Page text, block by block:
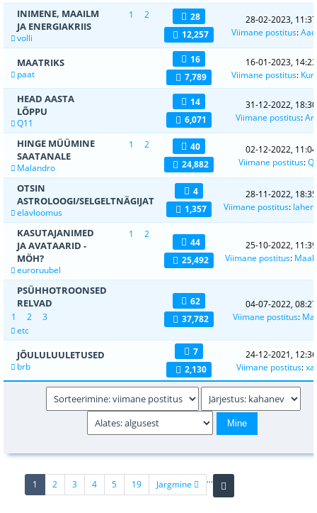
INIMENE, MAAILM
JA ENERGIAKRIIS
1
2
volli
28
12,257
28-02-2023, 11:37
Viimane postitus:
MAATRIKS
paat
16
7,789
16-01-2023, 14:23
Viimane postitus:
HEAD AASTA
LÕPPU
Q11
14
6,071
31-12-2022, 18:30
Viimane postitus:
HINGE MÜÜMINE
SAATANALE
1
2
Malandro
40
24,882
02-12-2022, 11:04
Viimane postitus:
OTSIN
ASTROLOOGI/SELGELTNÄGIJAT
elavloomus
4
1,357
28-11-2022, 18:35
Viimane postitus:
KASUTAJANIMED
JA AVATAARID -
MÖH?
1 2
euroruubel
44
25,492
25-10-2022, 11:39
Viimane postitus:
PSÜHHOTROONSED
RELVAD
1 2
3
etc
62
37,782
04-07-2022, 08:27
Viimane postitus:
JÕULULUULETUSED
brb
7
2,130
24-12-2021, 12:36
Viimane postitus:
1 (current)
2 3 4 5 ...
19 Järgmine